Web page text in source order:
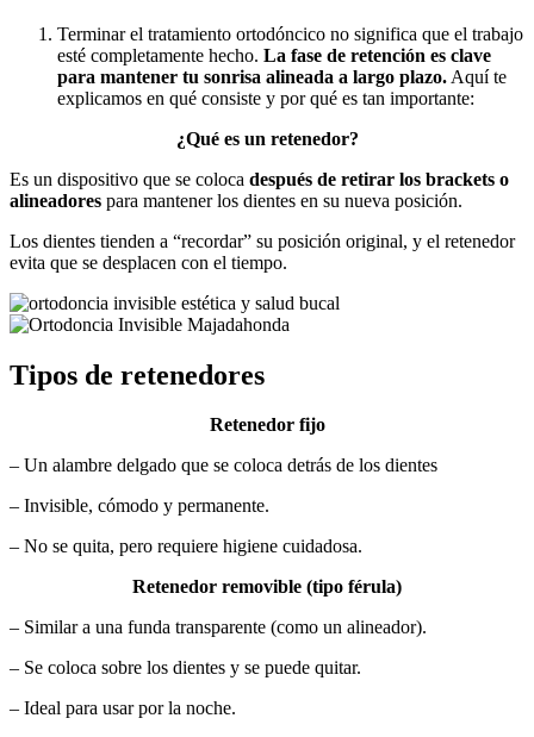
Terminar el tratamiento ortodóncico no significa que el trabajo
esté completamente hecho. La fase de retención es clave
para mantener tu sonrisa alineada a largo plazo. Aquí te
explicamos en qué consiste y por qué es tan importante:
¿Qué es un retenedor?
Es un dispositivo que se coloca después de retirar los brackets o
alineadores para mantener los dientes en su nueva posición.
Los dientes tienden a “recordar” su posición original, y el retenedor
evita que se desplacen con el tiempo.
Tipos de retenedores
Retenedor fijo
– Un alambre delgado que se coloca detrás de los dientes
– Invisible, cómodo y permanente.
– No se quita, pero requiere higiene cuidadosa.
Retenedor removible (tipo férula)
– Similar a una funda transparente (como un alineador).
– Se coloca sobre los dientes y se puede quitar.
– Ideal para usar por la noche.